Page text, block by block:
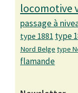
locomotive
passage à
type 1881 type
Nord Belge type
flamande